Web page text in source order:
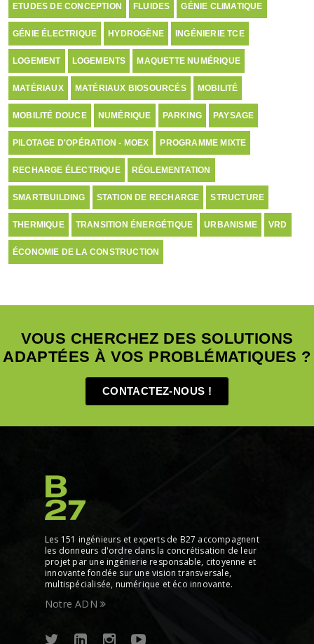
ETUDES DE CONCEPTION FLUIDES GÉNIE CLIMATIQUE
GÉNIE ÉLECTRIQUE HYDROGÈNE INGÉNIERIE TCE
LOGEMENT LOGEMENTS MAQUETTE NUMÉRIQUE
MATÉRIAUX MATÉRIAUX BIOSOURCÉS MOBILITÉ
MOBILITÉ DOUCE NUMÉRIQUE PARKING PAYSAGE
PILOTAGE D'OPÉRATION - MOEX PROGRAMME MIXTE
RECHARGE ÉLECTRIQUE RÉGLEMENTATION
SMARTBUILDING STATION DE RECHARGE STRUCTURE
THERMIQUE TRANSITION ÉNERGÉTIQUE URBANISME VRD
ÉCONOMIE DE LA CONSTRUCTION
VOUS CHERCHEZ DES SOLUTIONS
ADAPTÉES À VOS PROBLÉMATIQUES ?
CONTACTEZ-NOUS !
Les 151 ingénieurs et experts de B27 accompagnent
les donneurs d'ordre dans la concrétisation de leur
projet par une ingénierie responsable, citoyenne et
innovante fondée sur une vision transversale,
multispécialisée, numérique et éco innovante.
Notre ADN